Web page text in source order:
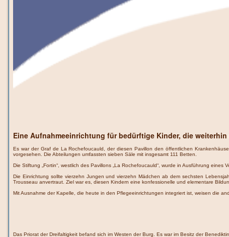
Eine Aufnahmeeinrichtung für bedürftige Kinder, die
Es war der Graf de La Rochefoucauld, der diesen Pavillon den öffentlichen
vorgesehen. Die Abteilungen umfassten sieben Säle mit insgesamt 111 Betten.
Die Stiftung „Fortin“, westlich des Pavillons „La Rochefoucauld“, wurde in Ausführung
Die Einrichtung sollte vierzehn Jungen und vierzehn Mädchen ab dem sechsten
Trousseau anvertraut. Ziel war es, diesen Kindern eine konfessionelle und elementare
Mit Ausnahme der Kapelle, die heute in den Pflegeeinrichtungen integriert ist, weisen die
Das Priorat der Dreifaltigkeit befand sich im Westen der Burg. Es war im Besitz der